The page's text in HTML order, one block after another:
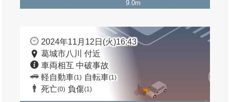
9.0m
2024年11月12日(火)16:43
葛城市八川 付近
車両相互 中破事故
軽自動車(1) 自転車(1)
死亡(0) 負傷(1)